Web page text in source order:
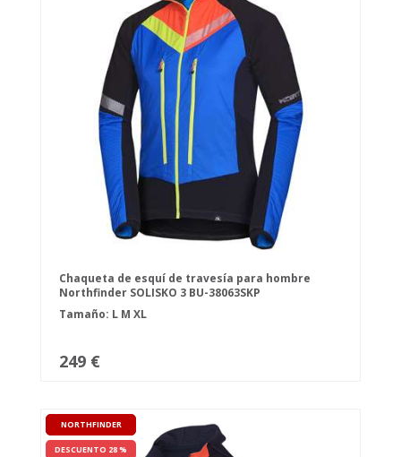
Chaqueta de esquí de travesía para hombre
Northfinder SOLISKO 3 BU-38063SKP
DARKBLUEBLACK
Tamaño: L M XL
249 €
NORTHFINDER
DESCUENTO 28 %